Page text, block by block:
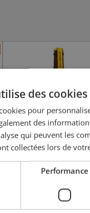
Maisel & Friends
incl. TVA
des cookies
pour
des
qui peuvent les
collectées lors de
Performance